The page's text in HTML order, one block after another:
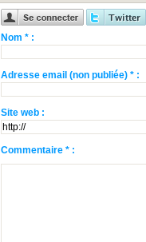
Nom * :
Adresse email (non publiée) * :
Site web :
Commentaire * :